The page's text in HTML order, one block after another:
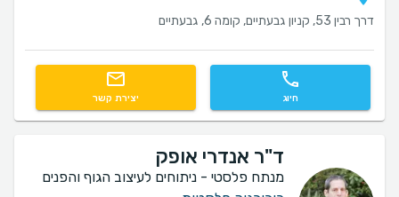
דרך רבין 53, קניון גבעתיים, קומה 6, גבעתיים
חיוג יצירת קשר
ד"ר אנדרי אופק
מנתח פלסטי - ניתוחים לעיצוב הגוף והפנים